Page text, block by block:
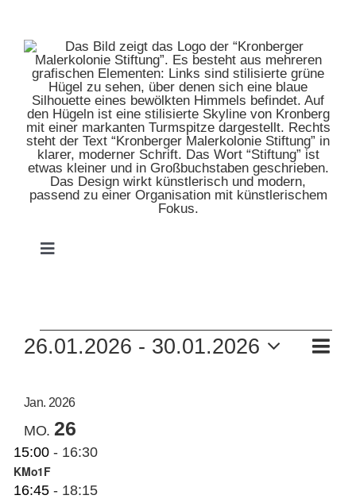
springen
Toggle
MUSEUM
KUNSTSCHULE
KRONBERGER MALERKOLONIE
SUCHE
VERANSTALTUNGEN
26.01.2026 - 30.01.2026
auswählen.
Jan. 2026
MO. 26
15:00 - 16:30
KMo1F
16:45 - 18:15